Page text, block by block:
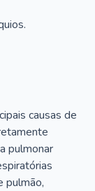
causas de
pulmonar
pulmão,